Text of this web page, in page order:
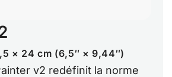
× 24 cm (6,5″ × 9,44″)
v2 redéfinit la norme